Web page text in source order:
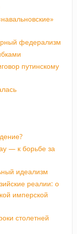
федерализм
путинскому
— к борьбе за
идеализм
реалии: о
имперской
столетней